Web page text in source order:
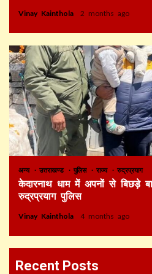
Vinay Kainthola 2 months ago
अन्य उत्तराखण्ड पुलिस राज्य रुद्रप्रयाग
केदारनाथ धाम में अपनों से बिछड़े
रुद्रप्रयाग पुलिस
Vinay Kainthola 4 months ago
Recent Posts